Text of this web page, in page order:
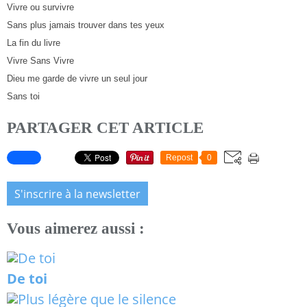
Vivre ou survivre
Sans plus jamais trouver dans tes yeux
La fin du livre
Vivre Sans Vivre
Dieu me garde de vivre un seul jour
Sans toi
PARTAGER CET ARTICLE
Repost 0
S'inscrire à la newsletter
Vous aimerez aussi :
De toi